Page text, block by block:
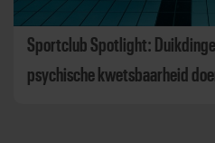
Sportclub Spotlight:
psychische kwetsbaarheid